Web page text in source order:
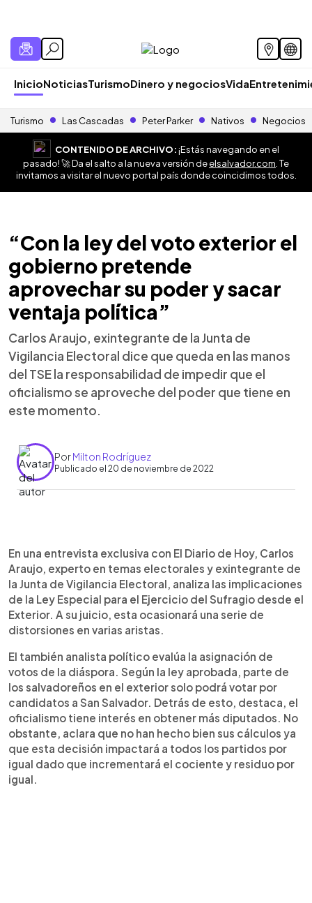
InicioNoticiasTurismoDinero y negociosVida
Turismo Las Cascadas Peter Parker Nativos Negocios
CONTENIDO DE ARCHIVO:¡Estás navegando en el
pasado! 🚀 Da el salto a la nueva versión deelsalvador.com . Te
invitamos a visitar el nuevo portal país donde coincidimos todos.
“Con la ley del voto exterior el
gobierno pretende
aprovechar su poder y sacar
ventaja política”
Carlos Araujo, exintegrante de la Junta de
Vigilancia Electoral dice que queda en las manos
del TSE la responsabilidad de impedir que el
oficialismo se aproveche del poder que tiene en
este momento.
PorMilton Rodríguez
Publicado el 20 de noviembre de 2022
Escuchar artículo
En una entrevista exclusiva con El Diario de Hoy, Carlos
Araujo, experto en temas electorales y exintegrante de
la Junta de Vigilancia Electoral, analiza las implicaciones
de la Ley Especial para el Ejercicio del Sufragio desde el
Exterior. A su juicio, esta ocasionará una serie de
distorsiones en varias aristas.
El también analista político evalúa la asignación de
votos de la diáspora. Según la ley aprobada, parte de
los salvadoreños en el exterior solo podrá votar por
candidatos a San Salvador. Detrás de esto, destaca, el
oficialismo tiene interés en obtener más diputados. No
obstante, aclara que no han hecho bien sus cálculos ya
que esta decisión impactará a todos los partidos por
igual dado que incrementará el cociente y residuo por
igual.